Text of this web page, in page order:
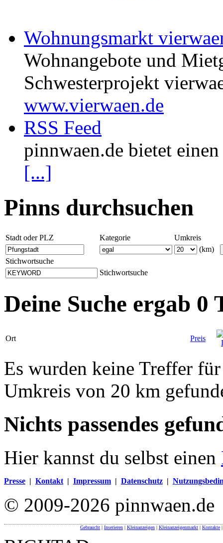
Wohnungsmarkt
Wohnangebote und
Schwesterprojekt
www.vierwaen.de
RSS Feed
pinnwaen.de bietet
[...]
Pinns durchsuchen
Stadt oder PLZ Kategorie
Umkreis
(km)
Stichwortsuche
Stichwortsuche
Deine Suche ergab 0
Ort Preis
Es wurden keine Treffer
Umkreis von 20 km
Nichts passendes
Hier kannst du selbst einen
Presse | Kontakt | Impressum | Datenschutz |
© 2009-2026 pinnwaen.de
Gebraucht | Inserieren | Kleinanzeigen | Kleinanzeigenmarkt | Kontakte